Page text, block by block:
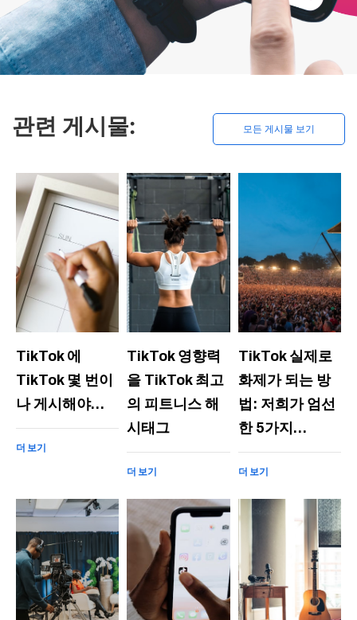
관련 게시물: 모든 게시물 보기
TikTok 에
TikTok 몇 번이
나 게시해야…
더 보기
TikTok 영향력
을 TikTok 최고
의 피트니스 해
시태그
더 보기
TikTok 실제로
화제가 되는 방
법: 저희가 엄선
한 5가지…
더 보기